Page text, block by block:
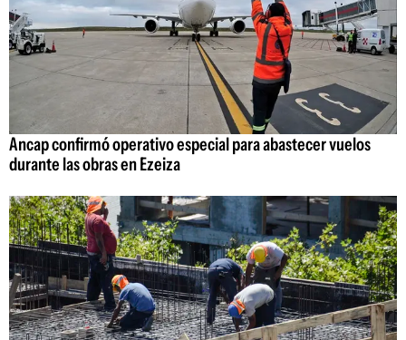
Ancap confirmó operativo especial para abastecer vuelos
durante las obras en Ezeiza